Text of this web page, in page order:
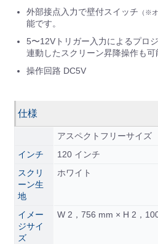
外部接点入力で壁付スイッチ （※
能です。
5〜12Vトリガー入力によるプロ
連動したスクリーン昇降操作も可
操作回路 DC5V
仕様
アスペクトフリーサイズ
インチ
120 インチ
スクリ
ーン生
地
ホワイト
イメー
ジサイ
ズ
W 2，756 mm × H 2，